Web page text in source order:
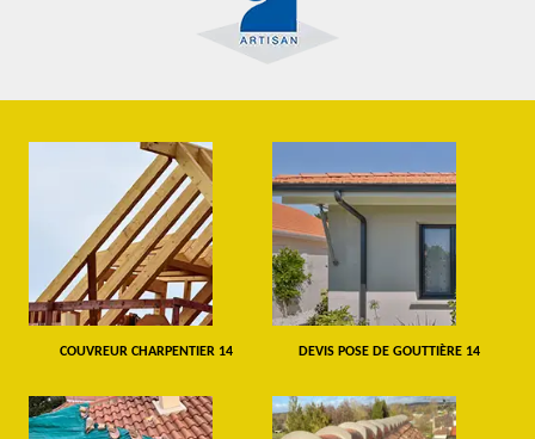
COUVREUR CHARPENTIER 14 DEVIS POSE DE GOUTTIÈRE 14